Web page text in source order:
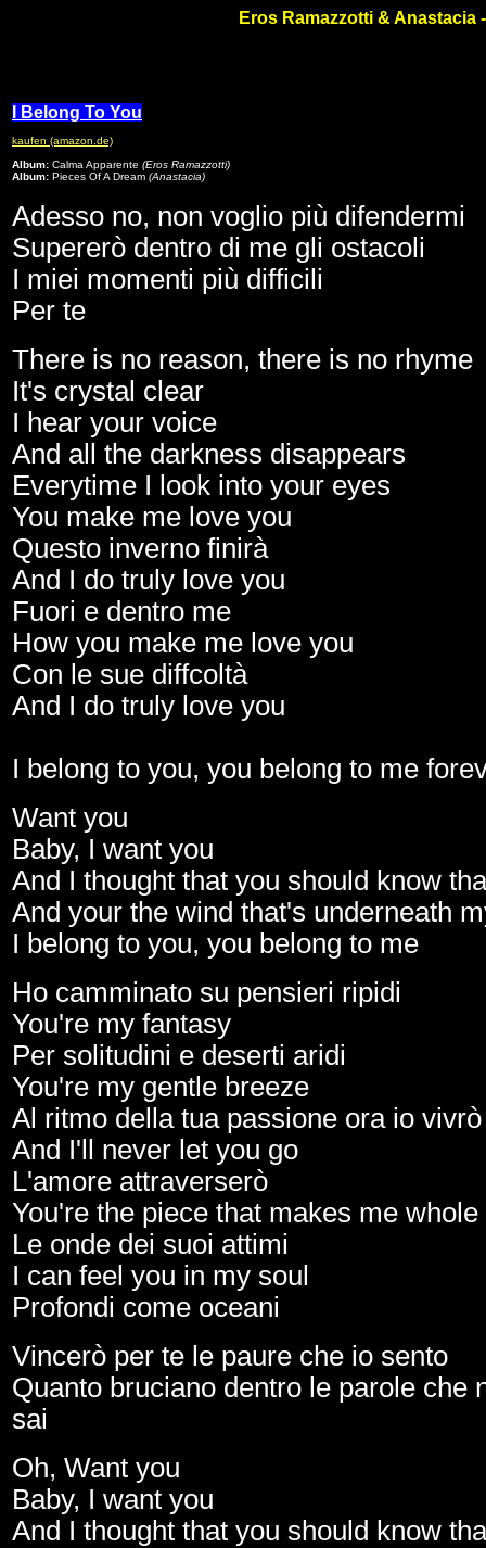
Eros Ramazzotti & Anastacia
I Belong To You
kaufen (amazon.de)
Album: Calma Apparente (Eros Ramazzotti)
Album: Pieces Of A Dream (Anastacia)
Adesso no, non voglio più difendermi
Supererò dentro di me gli ostacoli
I miei momenti più difficili
Per te
There is no reason, there is no rhyme
It's crystal clear
I hear your voice
And all the darkness disappears
Everytime I look into your eyes
You make me love you
Questo inverno finirà
And I do truly love you
Fuori e dentro me
How you make me love you
Con le sue diffcoltà
And I do truly love you
I belong to you, you belong to me
Want you
Baby, I want you
And I thought that you should know
And your the wind that's underneath
I belong to you, you belong to me
Ho camminato su pensieri ripidi
You're my fantasy
Per solitudini e deserti aridi
You're my gentle breeze
Al ritmo della tua passione ora io vivrò
And I'll never let you go
L'amore attraverserò
You're the piece that makes me whole
Le onde dei suoi attimi
I can feel you in my soul
Profondi come oceani
Vincerò per te le paure che io sento
Quanto bruciano dentro le parole che
sai
Oh, Want you
Baby, I want you
And I thought that you should know